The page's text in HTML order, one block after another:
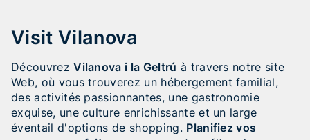
Visit Vilanova
DécouvrezVilanova i la Geltrú à travers notre site
Web, où vous trouverez un hébergement familial,
des activités passionnantes, une gastronomie
exquise, une culture enrichissante et un large
éventail d'options de shopping. Planifiez vos